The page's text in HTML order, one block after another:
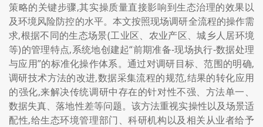
策略的关键步骤,其实操质量直接影响到生态治理的效果以
及环境风险防控的水平。本文按照现场调研全流程的操作需
求,根据不同的生态场景(工业区、农业产区、城乡人居环境
等)的管理特点,系统地创建起“前期准备-现场执行-数据处理
与应用”的标准化操作体系。通过对调研目标、范围的明确,
调研技术方法的改进,数据采集流程的规范,结果的转化应用
的强化,来解决传统调研中存在的针对性不强、方法单一、
数据失真、落地性差等问题。该方法重视实操性以及场景适
配性,给生态环境管理部门、科研机构以及相关从业者给予